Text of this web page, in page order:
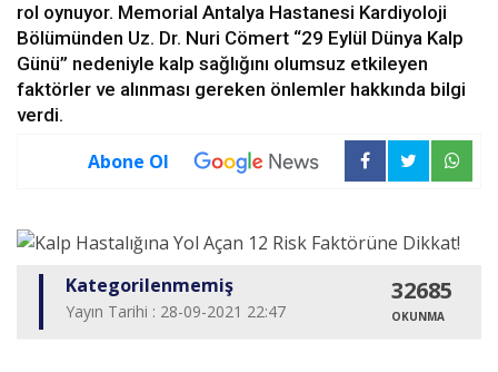
rol oynuyor. Memorial Antalya Hastanesi Kardiyoloji
Bölümünden Uz. Dr. Nuri Cömert “29 Eylül Dünya Kalp
Günü” nedeniyle kalp sağlığını olumsuz etkileyen
faktörler ve alınması gereken önlemler hakkında bilgi
verdi.
Abone Ol
Kategorilenmemiş
Yayın Tarihi : 28-09-2021 22:47
32685
OKUNMA